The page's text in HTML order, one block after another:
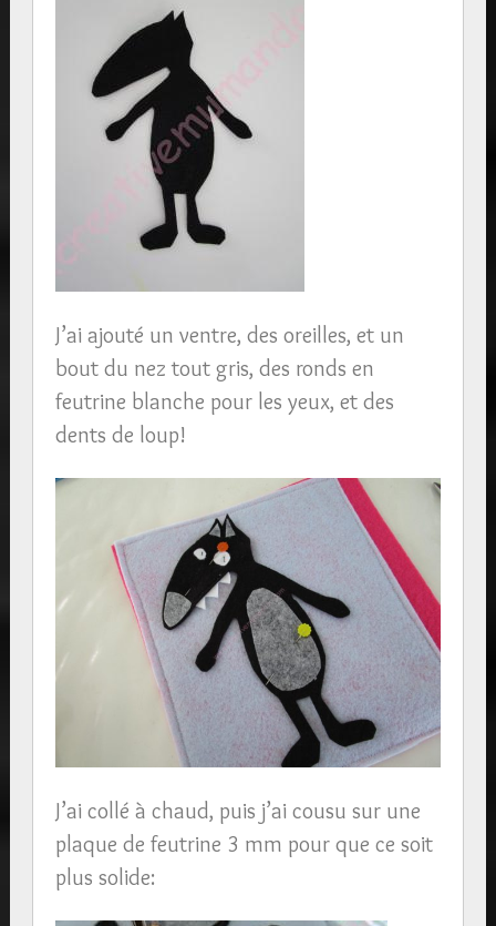
J’ai ajouté un ventre, des oreilles, et un
bout du nez tout gris, des ronds en
feutrine blanche pour les yeux, et des
dents de loup!
J’ai collé à chaud, puis j’ai cousu sur une
plaque de feutrine 3 mm pour que ce soit
plus solide: